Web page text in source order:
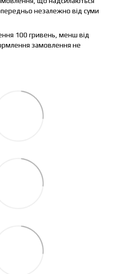
незалежно від суми
100 гривень, менш від
замовлення не